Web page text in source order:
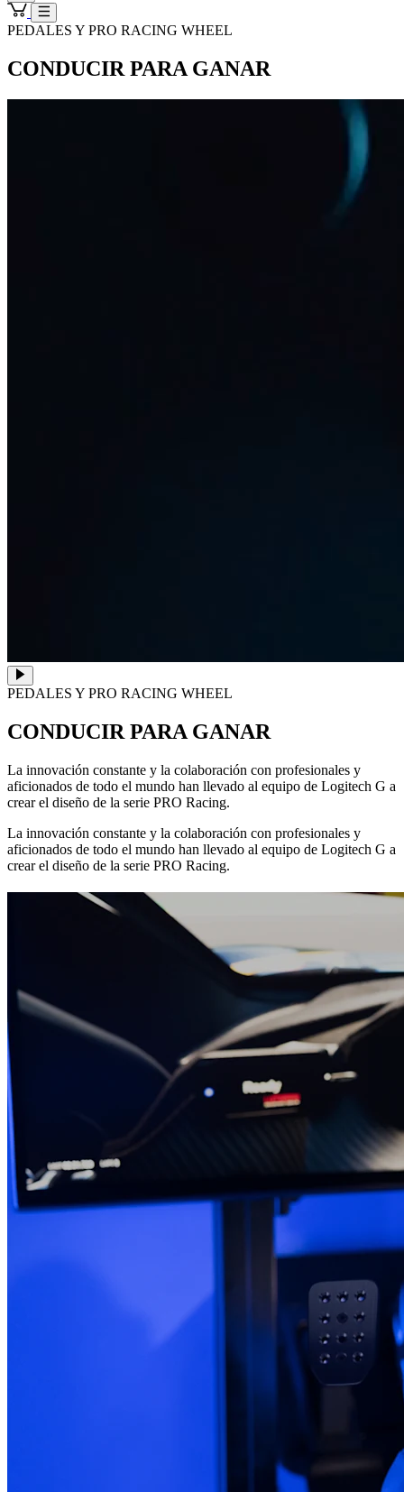
PEDALES Y PRO RACING WHEEL
CONDUCIR PARA GANAR
PEDALES Y PRO RACING WHEEL
CONDUCIR PARA GANAR
La innovación constante y la colaboración con profesionales y
aficionados de todo el mundo han llevado al equipo de Logitech G a
crear el diseño de la serie PRO Racing.
La innovación constante y la colaboración con profesionales y
aficionados de todo el mundo han llevado al equipo de Logitech G a
crear el diseño de la serie PRO Racing.